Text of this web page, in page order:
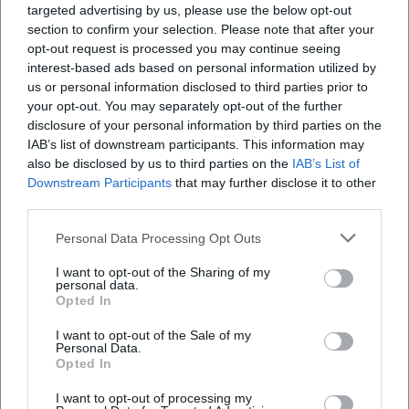
targeted advertising by us, please use the below opt-out
section to confirm your selection. Please note that after your
opt-out request is processed you may continue seeing
interest-based ads based on personal information utilized by
us or personal information disclosed to third parties prior to
your opt-out. You may separately opt-out of the further
disclosure of your personal information by third parties on the
IAB’s list of downstream participants. This information may
also be disclosed by us to third parties on the IAB’s List of
Downstream Participants that may further disclose it to other
Personal Data Processing Opt Outs
I want to opt-out of the Sharing of my
personal data.
Opted In
I want to opt-out of the Sale of my
Personal Data.
Opted In
I want to opt-out of processing my
Wohnbereiche vergleichen kann, bevor man
losfährt. ([poco.de](https://www.poco.de/filiale/poco-
amberg/48))
Auch digital ist POCO Amberg gut aufgestellt.
POCO verweist auf die eigene App sowie auf den
Online-Shop, in dem Informationen zu Märkten,
aktuelle Angebote und weitere Inspirationen
nur klassische Möbel, sondern auch Küchen,
Haushaltswaren, Heimtextilien, Tapeten,
Teppichböden, Teppiche, Elektroartikel,
Elektrogroßgeräte, Leuchten, Saisonartikel und
weitere Kategorien. Das passt gut zu den vielen
amberg fotos oder poco amberg waschmaschine,
Häufig gestellte Fragen
Welche Öffnungszeiten hat POCO Amberg?
Wo finde ich den Prospekt und aktuelle
Angebote für POCO Amberg?
Bietet POCO Amberg Küchenplanung und
Reservieren & Abholen?